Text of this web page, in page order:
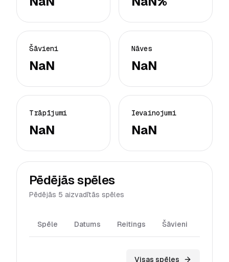
Šāvieni
NaN
Nāves
NaN
Trāpījumi
NaN
Ievainojumi
NaN
Pēdējās spēles
Pēdējās 5 aizvadītās spēles
Spēle Datums Reitings Šāvieni
Visas spēles